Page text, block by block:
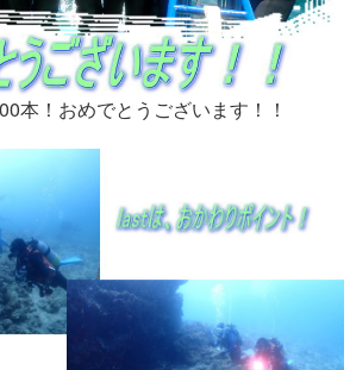
本！おめでとうございます！！